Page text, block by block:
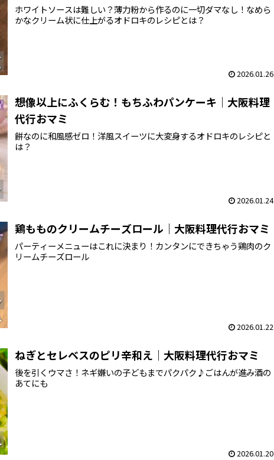
ホワイトソースは難しい？薄力粉から作るのに一切ダマなし！なめら
かなクリーム状に仕上がるオドロキのレシピとは？
2026.01.26
想像以上にふくらむ！もちふわパンケーキ｜大阪料理
代行おマミ
餅なのに和風感ゼロ！洋風スイーツに大変身するオドロキのレシピと
は？
2026.01.24
鶏もものクリームチーズロール｜大阪料理代行おマミ
パーティーメニューはこれに決まり！カンタンにできちゃう鶏肉のク
リームチーズロール
2026.01.22
ねぎとセレベスのピリ辛和え｜大阪料理代行おマミ
後を引くウマさ！ネギ嫌いの子どもまでパクパク♪ごはんが進み酒の
あてにも
2026.01.20